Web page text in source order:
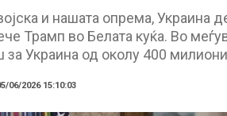
и нашата опрема, Украина
Трамп во Белата куќа. Во
за Украина од околу 400
06/2026 15:10:03